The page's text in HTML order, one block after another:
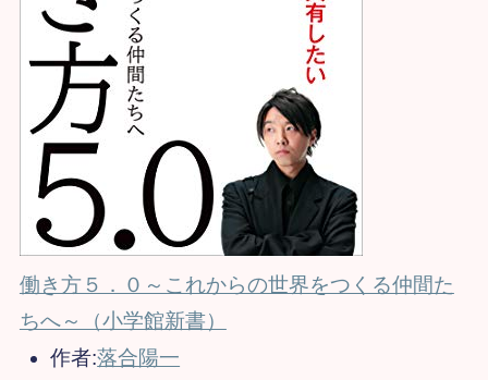
働き方５．０～これからの世界をつくる仲間た
ちへ～（小学館新書）
作者:落合陽一